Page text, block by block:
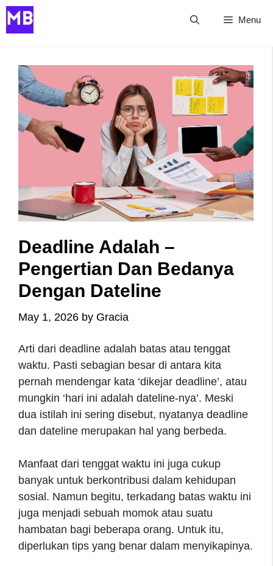
Skip
to
Menu
Deadline Adalah –
Pengertian Dan Bedanya
Dengan Dateline
May 1, 2026 by Gracia
Arti dari deadline adalah batas atau tenggat
waktu. Pasti sebagian besar di antara kita
pernah mendengar kata ‘dikejar deadline’, atau
mungkin ‘hari ini adalah dateline-nya’. Meski
dua istilah ini sering disebut, nyatanya deadline
dan dateline merupakan hal yang berbeda.
Manfaat dari tenggat waktu ini juga cukup
banyak untuk berkontribusi dalam kehidupan
sosial. Namun begitu, terkadang batas waktu ini
juga menjadi sebuah momok atau suatu
hambatan bagi beberapa orang. Untuk itu,
diperlukan tips yang benar dalam menyikapinya.